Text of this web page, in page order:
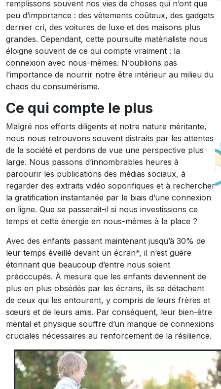
remplissons souvent nos vies de choses qui n’ont que
peu d’importance : des vêtements coûteux, des gadgets
dernier cri, des voitures de luxe et des maisons plus
grandes. Cependant, cette poursuite matérialiste nous
éloigne souvent de ce qui compte vraiment : la
connexion avec nous-mêmes. N’oublions pas
l’importance de nourrir notre être intérieur au milieu du
chaos du consumérisme.
Ce qui compte le plus
Malgré nos efforts diligents et notre nature méritante,
nous nous retrouvons souvent distraits par les attentes
de la société et perdons de vue une perspective plus
large. Nous passons d’innombrables heures à
parcourir les publications des médias sociaux, à
regarder des extraits vidéo soporifiques et à rechercher
la gratification instantanée par le biais d’une connexion
en ligne. Que se passerait-il si nous investissions ce
temps et cette énergie en nous-mêmes à la place ?
Avec des enfants passant maintenant jusqu’à 30% de
leur temps éveillé devant un écran*, il n’est guère
étonnant que beaucoup d’entre nous soient
préoccupés. À mesure que les enfants deviennent de
plus en plus obsédés par les écrans, ils se détachent
de ceux qui les entourent, y compris de leurs frères et
sœurs et de leurs amis. Par conséquent, leur bien-être
mental et physique souffre d’un manque de connexions
cruciales nécessaires au renforcement de la résilience.